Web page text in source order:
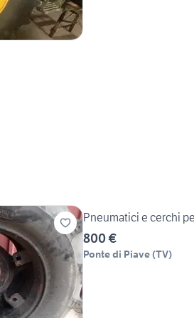
Pneumatici e cerchi
800 €
Ponte di Piave (TV)